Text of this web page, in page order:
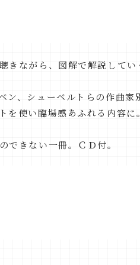
きながら、図解で解説して
、シューベルトらの作曲
を使い臨場感あふれる内容に
きない一冊。ＣＤ付。